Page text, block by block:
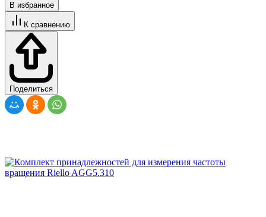
В избранное
К сравнению
Поделиться